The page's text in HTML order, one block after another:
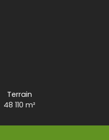
Terrain
48 110 m²